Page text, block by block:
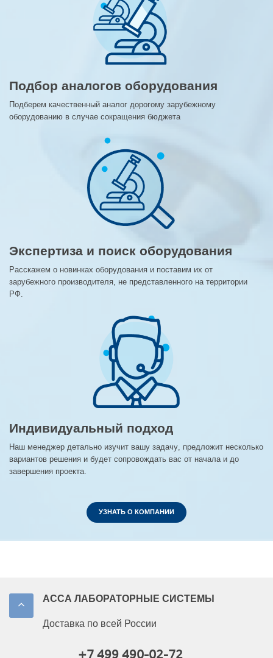
Подбор аналогов оборудования
Подберем качественный аналог дорогому зарубежному
оборудованию в случае сокращения бюджета
Экспертиза и поиск оборудования
Расскажем о новинках оборудования и поставим их от
зарубежного производителя, не представленного на территории
РФ.
Индивидуальный подход
Наш менеджер детально изучит вашу задачу, предложит несколько
вариантов решения и будет сопровождать вас от начала и до
завершения проекта.
УЗНАТЬ О КОМПАНИИ
АССА ЛАБОРАТОРНЫЕ СИСТЕМЫ
Доставка по всей России
+7 499 490-02-72